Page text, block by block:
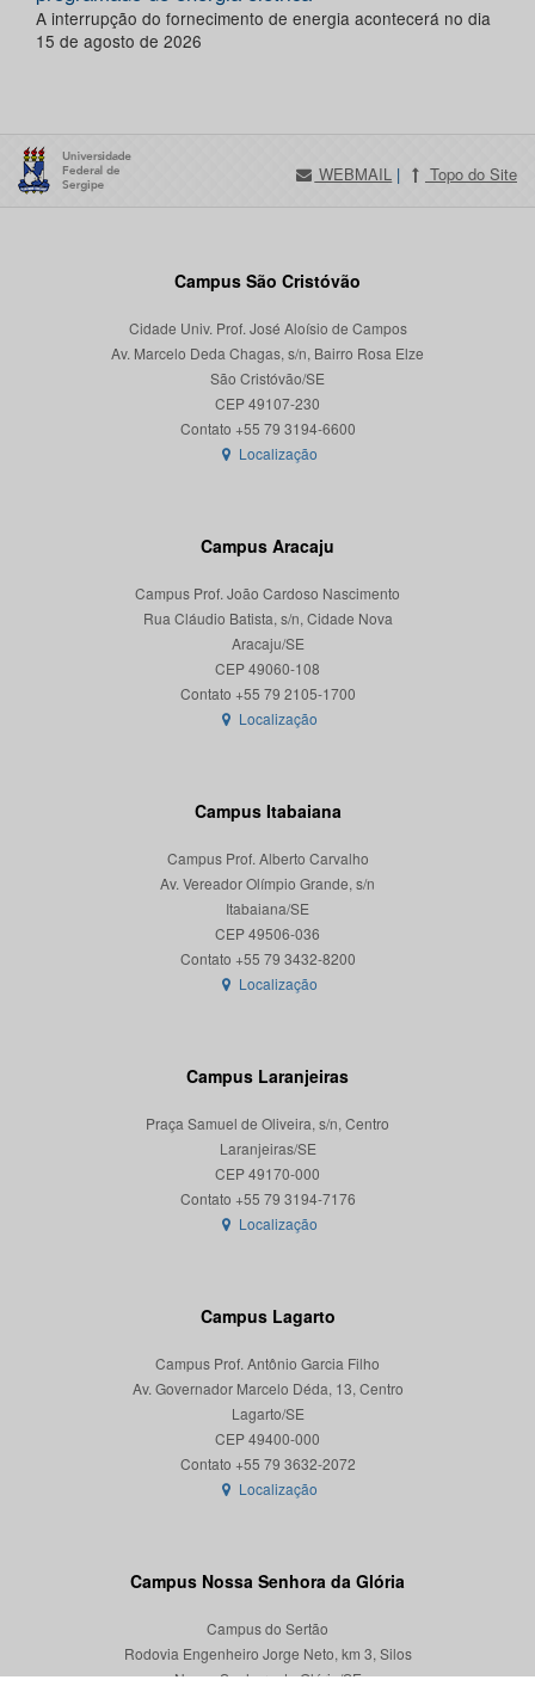
A interrupção do fornecimento de energia acontecerá no dia
15 de agosto de 2026
WEBMAIL | Topo do Site
Campus São Cristóvão
Cidade Univ. Prof. José Aloísio de Campos
Av. Marcelo Deda Chagas, s/n, Bairro Rosa Elze
São Cristóvão/SE
CEP 49107-230
Localização
Campus Aracaju
Campus Prof. João Cardoso Nascimento
Rua Cláudio Batista, s/n, Cidade Nova
Aracaju/SE
CEP 49060-108
Localização
Campus Itabaiana
Campus Prof. Alberto Carvalho
Av. Vereador Olímpio Grande, s/n
Itabaiana/SE
CEP 49506-036
Localização
Campus Laranjeiras
Praça Samuel de Oliveira, s/n, Centro
Laranjeiras/SE
CEP 49170-000
Localização
Campus Lagarto
Campus Prof. Antônio Garcia Filho
Av. Governador Marcelo Déda, 13, Centro
Lagarto/SE
CEP 49400-000
Localização
Campus Nossa Senhora da Glória
Campus do Sertão
Rodovia Engenheiro Jorge Neto, km 3, Silos
Nossa Senhora da Glória/SE